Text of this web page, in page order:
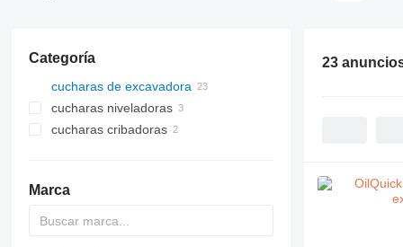
Categoría
cucharas de excavadora
cucharas niveladoras
cucharas cribadoras
Marca
23